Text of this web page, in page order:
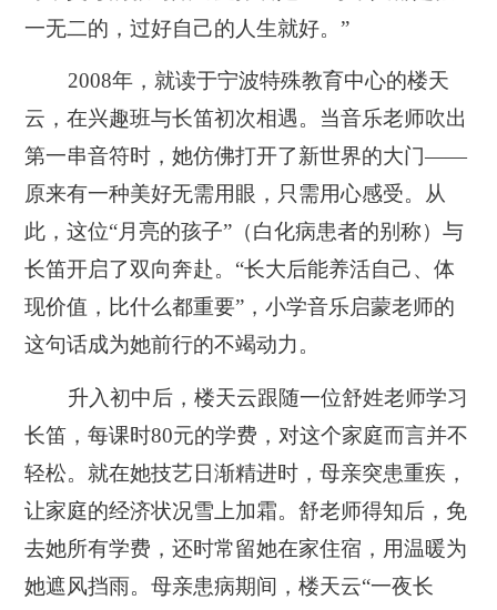
一无二的，过好自己的人生就好。”
2008年，就读于宁波特殊教育中心的楼天
云，在兴趣班与长笛初次相遇。当音乐老师吹出
第一串音符时，她仿佛打开了新世界的大门——
原来有一种美好无需用眼，只需用心感受。从
此，这位“月亮的孩子”（白化病患者的别称）与
长笛开启了双向奔赴。“长大后能养活自己、体
现价值，比什么都重要”，小学音乐启蒙老师的
这句话成为她前行的不竭动力。
升入初中后，楼天云跟随一位舒姓老师学习
长笛，每课时80元的学费，对这个家庭而言并不
轻松。就在她技艺日渐精进时，母亲突患重疾，
让家庭的经济状况雪上加霜。舒老师得知后，免
去她所有学费，还时常留她在家住宿，用温暖为
她遮风挡雨。母亲患病期间，楼天云“一夜长